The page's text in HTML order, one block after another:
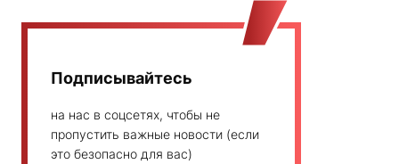
Подписывайтесь
на нас в соцсетях, чтобы не
пропустить важные новости (если
это безопасно для вас)